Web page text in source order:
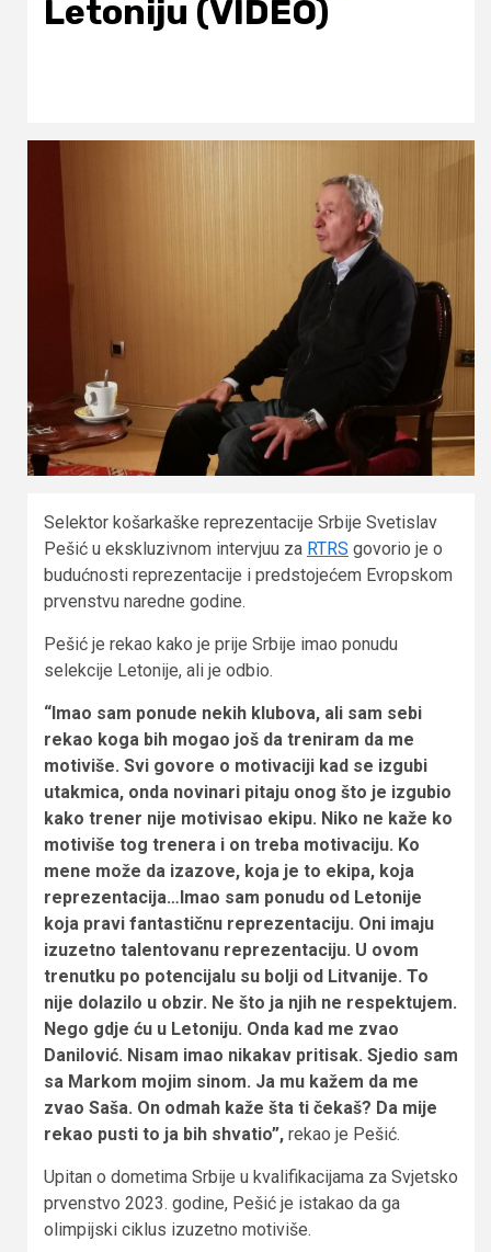
Letoniju (VIDEO)
Selektor košarkaške reprezentacije Srbije Svetislav
Pešić u ekskluzivnom intervjuu za RTRS govorio je o
budućnosti reprezentacije i predstojećem Evropskom
prvenstvu naredne godine.
Pešić je rekao kako je prije Srbije imao ponudu
selekcije Letonije, ali je odbio.
“Imao sam ponude nekih klubova, ali sam sebi
rekao koga bih mogao još da treniram da me
motiviše. Svi govore o motivaciji kad se izgubi
utakmica, onda novinari pitaju onog što je izgubio
kako trener nije motivisao ekipu. Niko ne kaže ko
motiviše tog trenera i on treba motivaciju. Ko
mene može da izazove, koja je to ekipa, koja
reprezentacija…Imao sam ponudu od Letonije
koja pravi fantastičnu reprezentaciju. Oni imaju
izuzetno talentovanu reprezentaciju. U ovom
trenutku po potencijalu su bolji od Litvanije. To
nije dolazilo u obzir. Ne što ja njih ne respektujem.
Nego gdje ću u Letoniju. Onda kad me zvao
Danilović. Nisam imao nikakav pritisak. Sjedio sam
sa Markom mojim sinom. Ja mu kažem da me
zvao Saša. On odmah kaže šta ti čekaš? Da mije
rekao pusti to ja bih shvatio”, rekao je Pešić.
Upitan o dometima Srbije u kvalifikacijama za Svjetsko
prvenstvo 2023. godine, Pešić je istakao da ga
olimpijski ciklus izuzetno motiviše.